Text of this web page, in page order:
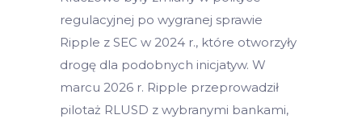
regulacyjnej po wygranej sprawie
Ripple z SEC w 2024 r., które otworzyły
drogę dla podobnych inicjatyw. W
marcu 2026 r. Ripple przeprowadził
pilotaż RLUSD z wybranymi bankami,